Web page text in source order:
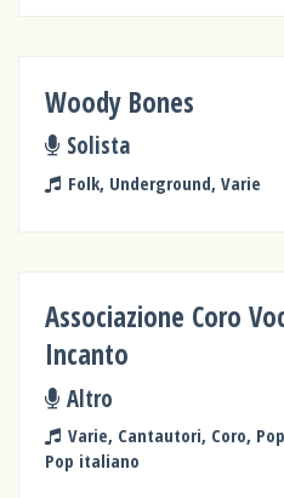
Woody Bones
Solista
Folk, Underground, Varie
Associazione Coro
Incanto
Altro
Varie, Cantautori, Coro,
Pop italiano